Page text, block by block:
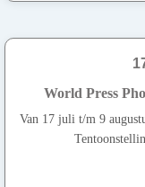
World Press
Van 17 juli t/m 9